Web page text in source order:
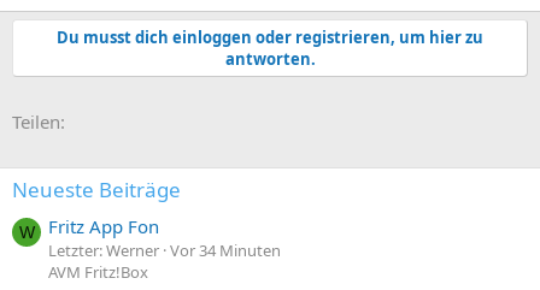
Du musst dich einloggen oder registrieren, um hier zu
antworten.
Teilen:
Neueste Beiträge
W Fritz App Fon
Letzter: Werner Vor 34 Minuten
AVM Fritz!Box